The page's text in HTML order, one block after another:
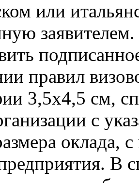
или
правил
3,5х4,5 см,
с
оклада,
В